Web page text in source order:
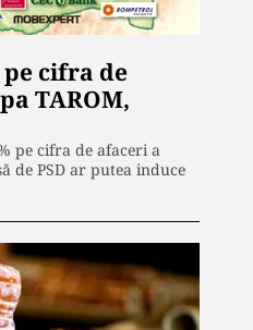
pe cifra de
TAROM,
pe cifra de afaceri a
de PSD ar putea induce